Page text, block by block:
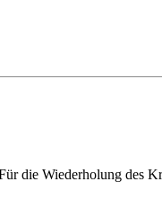
die Wiederholung des